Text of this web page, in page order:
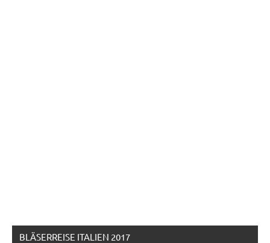
BLÄSERREISE ITALIEN 2017